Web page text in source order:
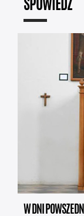
SPOWIEDŹ
W DNI